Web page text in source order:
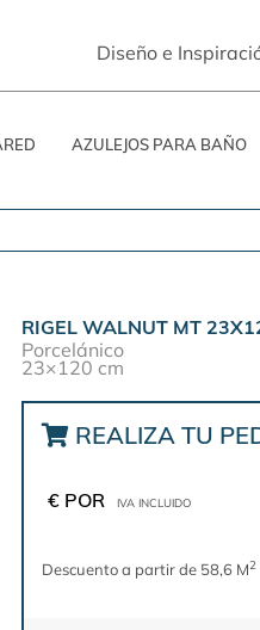
Diseño e
AZULEJOS PARA BAÑO
RIGEL WALNUT MT
Porcelánico
23×120 cm
REALIZA TU
€ POR IVA INCLUIDO
Descuento a partir de 58,6 M2